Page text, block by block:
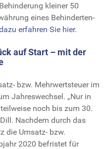
kleiner 50
eines Behinderten-
erfahren Sie hier.
auf Start – mit der
bzw. Mehrwertsteuer im
Jahreswechsel. „Nur in
noch bis zum 30.
Nachdem durch das
die Umsatz- bzw.
2020 befristet für